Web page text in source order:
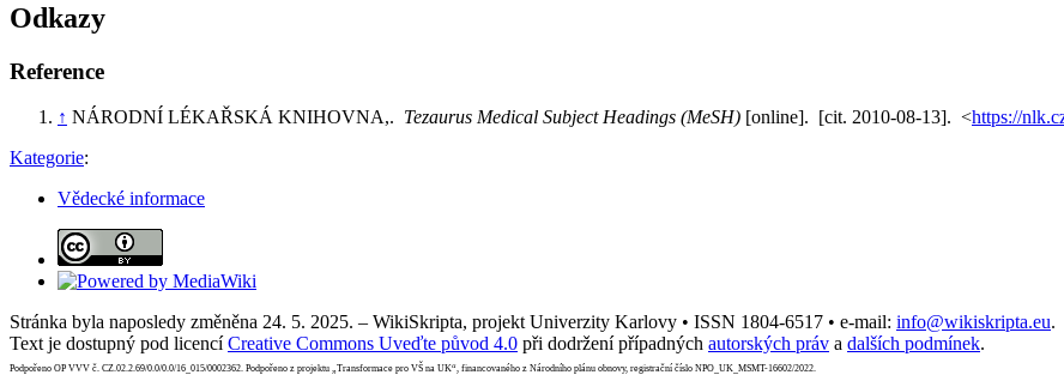
Odkazy
Reference
↑ NÁRODNÍ LÉKAŘSKÁ KNIHOVNA,. Tezaurus Medical Subject Headings (MeSH) [online]. [cit. 2010-08-13]. <https://
Kategorie:
Vědecké informace
Stránka byla naposledy změněna 24. 5. 2025. – WikiSkripta, projekt Univerzity Karlovy • ISSN 1804-6517 • e-mail: info@wikiskripta.eu.
Text je dostupný pod licencíCreative Commons Uveďte původ 4.0 při dodržení případných autorských práv a dalších podmínek.
Podpořeno OP VVV č. CZ.02.2.69/0.0/0.0/16_015/0002362. Podpořeno z projektu „Transformace pro VŠ na UK“, financovaného z Národního plánu obnovy, registrační číslo NPO_UK_MSMT-16602/2022.